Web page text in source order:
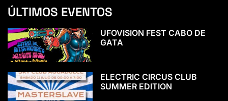
ÚLTIMOS EVENTOS
UFOVISION FEST CABO DE
GATA
ELECTRIC CIRCUS CLUB
SUMMER EDITION